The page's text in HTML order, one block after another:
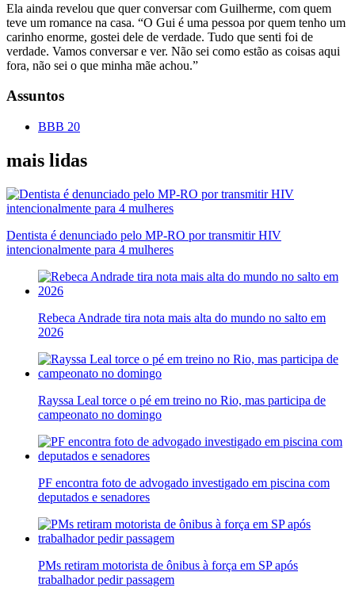
Ela ainda revelou que quer conversar com Guilherme, com quem
teve um romance na casa. “O Gui é uma pessoa por quem tenho um
carinho enorme, gostei dele de verdade. Tudo que senti foi de
verdade. Vamos conversar e ver. Não sei como estão as coisas aqui
fora, não sei o que minha mãe achou.”
Assuntos
BBB 20
mais lidas
Dentista é denunciado pelo MP-RO por transmitir HIV
intencionalmente para 4 mulheres
Rebeca Andrade tira nota mais alta do mundo no salto em
2026
Rayssa Leal torce o pé em treino no Rio, mas participa de
campeonato no domingo
PF encontra foto de advogado investigado em piscina com
deputados e senadores
PMs retiram motorista de ônibus à força em SP após
trabalhador pedir passagem